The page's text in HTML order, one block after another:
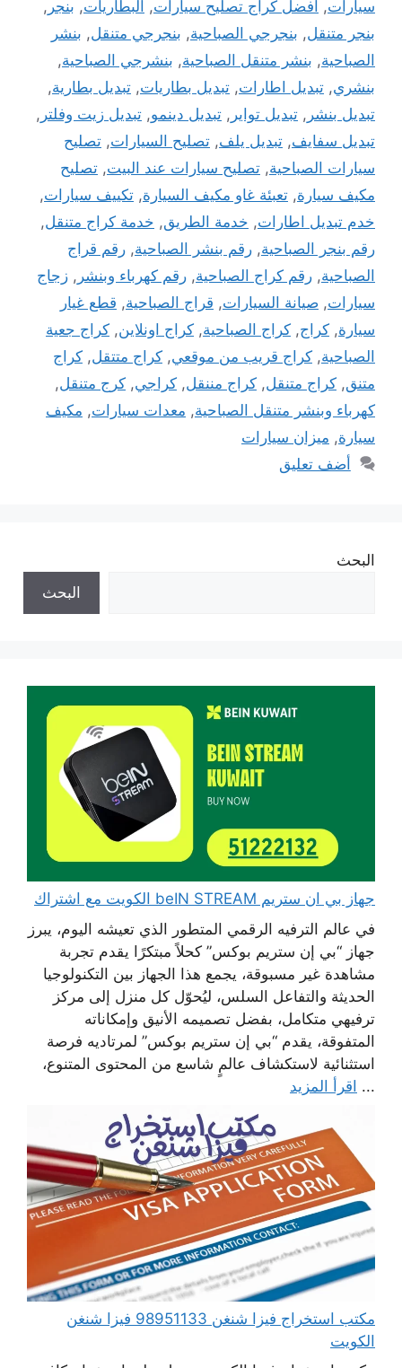
سيارات, افضل كراج تصليح سيارات, البطاريات, بنجر ,
بنجر متنقل, بنجرجي الصباحية, بنجرجي متنقل, بنشر
الصباحية, بنشر متنقل الصباحية, بنشرجي الصباحية,
بنشري, تبديل اطارات, تبديل بطاريات, تبديل بطارية,
تبديل بنشر , تبديل تواير , تبديل دينمو, تبديل زيت وفلتر ,
تبديل سفايف, تبديل يلف, تصليح السيارات, تصليح
سيارات الصباحية, تصليح سيارات عند البيت, تصليح
مكيف سيارة, تعبئة غاو مكيف السيارة, تكييف سيارات,
خدم تبديل اطارات, خدمة الطريق, خدمة كراج متنقل,
رقم بنجر الصباحية, رقم بنشر الصباحية, رقم قراج
الصباحية, رقم كراج الصباحية, رقم كهرباء وبنشر , زجاج
سيارات, صيانة السيارات, قراج الصباحية, قطع غيار
سيارة, كراج, كراج الصباحية, كراج اونلاين, كراج جعية
الصباحية, كراج قريب من موقعي, كراج متتقل, كراج
متنق, كراج متنقل, كراج مننقل, كراجي, كرج متنقل,
كهرباء وبنشر متنقل الصباحية, معدات سيارات, مكيف
سيارة, ميزان سيارات
أضف تعليق
البحث
البحث
جهاز بي ان ستريم beIN STREAM الكويت مع اشتراك
في عالم الترفيه الرقمي المتطور الذي تعيشه اليوم، يبرز
جهاز “بي إن ستريم بوكس” كحلاً مبتكرًا يقدم تجربة
مشاهدة غير مسبوقة، يجمع هذا الجهاز بين التكنولوجيا
الحديثة والتفاعل السلس، ليُحوّل كل منزل إلى مركز
ترفيهي متكامل، بفضل تصميمه الأنيق وإمكاناته
المتفوقة، يقدم “بي إن ستريم بوكس” لمرتاديه فرصة
استثنائية لاستكشاف عالمٍ شاسع من المحتوى المتنوع،
... اقرأ المزيد
مكتب استخراج فيزا شنغن 98951133 فيزا شنغن
الكويت